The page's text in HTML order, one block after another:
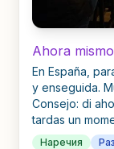
Ahora
En España,
y enseguida.
Consejo: di
tardas un
Наречия